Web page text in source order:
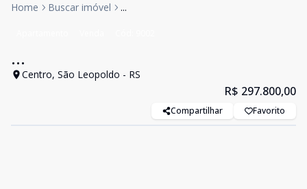
Home Buscar imóvel ...
...
Centro, São Leopoldo - RS
R$ 297.800,00
Compartilhar Favorito